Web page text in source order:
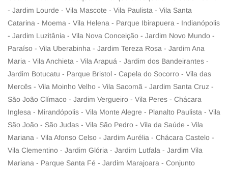
- Jardim Lourde - Vila Mascote - Vila Paulista - Vila Santa
Catarina - Moema - Vila Helena - Parque Ibirapuera - Indianópolis
- Jardim Luzitânia - Vila Nova Conceição - Jardim Novo Mundo -
Paraíso - Vila Uberabinha - Jardim Tereza Rosa - Jardim Ana
Maria - Vila Anchieta - Vila Arapuá - Jardim dos Bandeirantes -
Jardim Botucatu - Parque Bristol - Capela do Socorro - Vila das
Mercês - Vila Moinho Velho - Vila Sacomã - Jardim Santa Cruz -
São João Clímaco - Jardim Vergueiro - Vila Peres - Chácara
Inglesa - Mirandópolis - Vila Monte Alegre - Planalto Paulista - Vila
São João - São Judas - Vila São Pedro - Vila da Saúde - Vila
Mariana - Vila Afonso Celso - Jardim Aurélia - Chácara Castelo -
Vila Clementino - Jardim Glória - Jardim Lutfala - Jardim Vila
Mariana - Parque Santa Fé - Jardim Marajoara - Conjunto